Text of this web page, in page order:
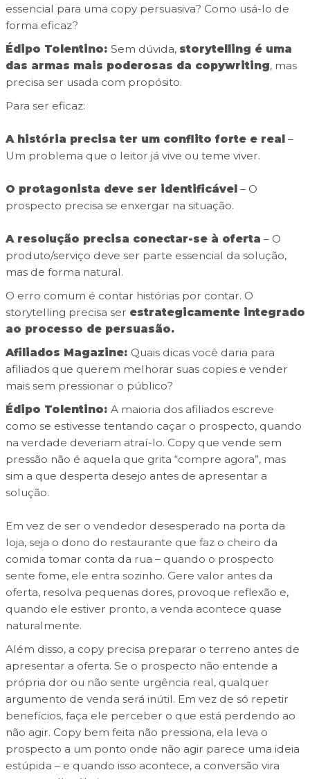
essencial para uma copy persuasiva? Como usá-lo de
forma eficaz?
Édipo Tolentino: Sem dúvida, storytelling é uma
das armas mais poderosas da copywriting, mas
precisa ser usada com propósito.
Para ser eficaz:
A história precisa ter um conflito forte e real–
Um problema que o leitor já vive ou teme viver.
O protagonista deve ser identificável– O
prospecto precisa se enxergar na situação.
A resolução precisa conectar-se à oferta – O
produto/serviço deve ser parte essencial da solução,
mas de forma natural.
O erro comum é contar histórias por contar. O
storytelling precisa ser estrategicamente integrado
ao processo de persuasão.
Afiliados Magazine: Quais dicas você daria para
afiliados que querem melhorar suas copies e vender
mais sem pressionar o público?
Édipo Tolentino: A maioria dos afiliados escreve
como se estivesse tentando caçar o prospecto, quando
na verdade deveriam atraí-lo. Copy que vende sem
pressão não é aquela que grita “compre agora”, mas
sim a que desperta desejo antes de apresentar a
solução.
Em vez de ser o vendedor desesperado na porta da
loja, seja o dono do restaurante que faz o cheiro da
comida tomar conta da rua – quando o prospecto
sente fome, ele entra sozinho. Gere valor antes da
oferta, resolva pequenas dores, provoque reflexão e,
quando ele estiver pronto, a venda acontece quase
naturalmente.
Além disso, a copy precisa preparar o terreno antes de
apresentar a oferta. Se o prospecto não entende a
própria dor ou não sente urgência real, qualquer
argumento de venda será inútil. Em vez de só repetir
benefícios, faça ele perceber o que está perdendo ao
não agir. Copy bem feita não pressiona, ela leva o
prospecto a um ponto onde não agir parece uma ideia
estúpida – e quando isso acontece, a conversão vira